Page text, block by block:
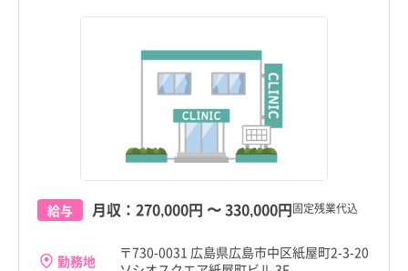
給与 月収： 270,000円 〜330,000円固定残業代込
勤務地
〒730-0031 広島県広島市中区紙屋町2-3-20